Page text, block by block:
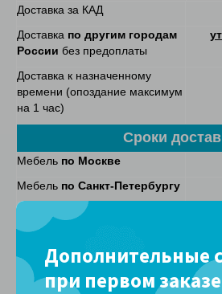
Доставка за КАД
Доставка по другим городам
России без предоплаты
Доставка к назначенному
времени (опоздание максимум
на 1 час)
Сроки
Мебель по Москве
Мебель по Санкт-Петербургу
по России
Мебель при наличии грузового
лифта
Дополнительные
при первом заказе